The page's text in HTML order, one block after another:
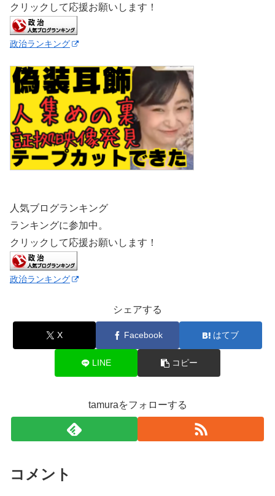
クリックして応援お願いします！
政治ランキング
人気ブログランキング
ランキングに参加中。
クリックして応援お願いします！
政治ランキング
シェアする
X Facebook はてブ
LINE コピー
tamuraをフォローする
コメント